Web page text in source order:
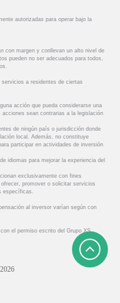
autorizadas para operar bajo la
con margen y conllevan un alto nivel de
pueden no ser adecuados para todos,
a residentes de ciertas
acción que pueda considerarse una
sean contrarias a la legislación
de ningún país o jurisdicción donde
local. Además, no constituye
participar en actividades de inversión
idiomas para mejorar la experiencia del
exclusivamente con fines
promover o solicitar servicios
específicas.
al inversor varían según con
el permiso escrito del Grupo XS.